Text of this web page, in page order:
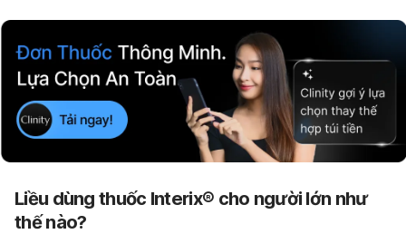
Liều dùng thuốc Interix® cho người lớn như
thế nào?